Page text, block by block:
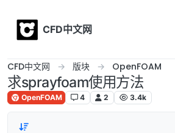
CFD中文网
CFD中文网 版块 OpenFOAM
求sprayfoam使用方法
OpenFOAM 4 2 3.4k